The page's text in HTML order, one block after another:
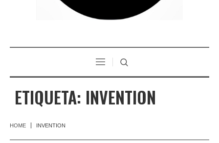
ETIQUETA: INVENTION
HOME INVENTION